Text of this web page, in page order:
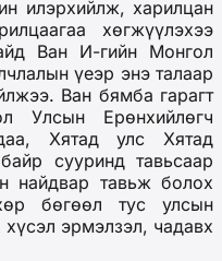
илэрхийлж, харилцан
хөгжүүлэхээ
Ван И-гийн Монгол
үеэр энэ талаар
. Ван бямба гарагт
Улсын Ерөнхийлөгч
Хятад улс Хятад
сууринд тавьсаар
найдвар тавьж болох
бөгөөл тус улсын
хүсэл эрмэлзэл, чадавх